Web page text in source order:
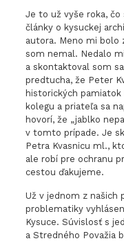
Je to už vyše roka,
články o kysuckej
autora. Meno mi bolo
som nemal. Nedalo
a skontaktoval som
predtucha, že Peter
historických
kolegu a priateľa sa
hovorí, že „jablko
v tomto prípade. Je
Petra Kvasnicu ml.,
ale robí pre ochranu
cestou ďakujeme.
Už v jednom z našich
problematiky
Kysuce. Súvislosť s
a Stredného Považia